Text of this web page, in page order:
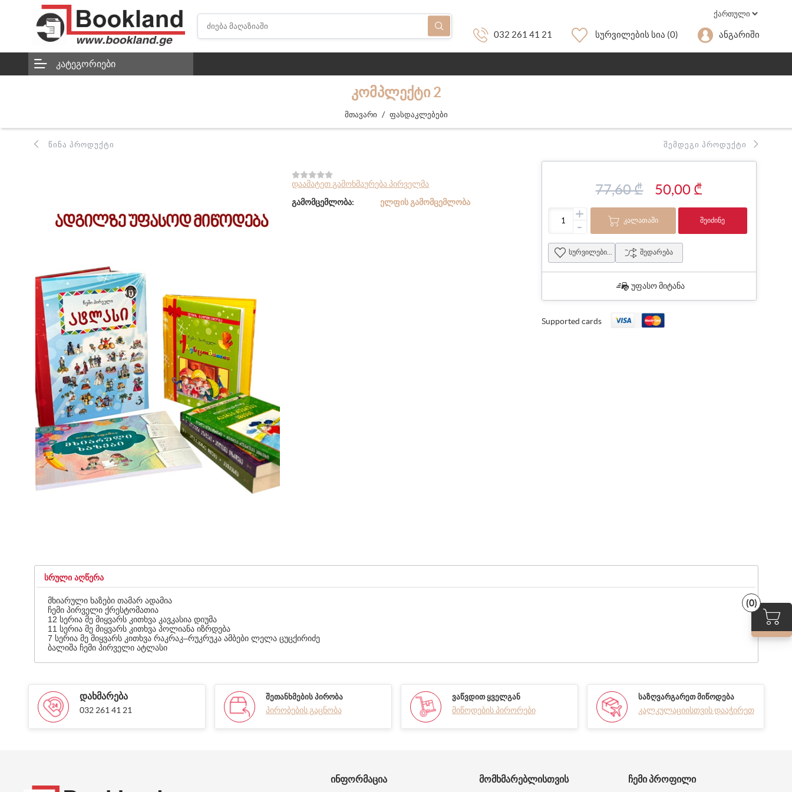
032 261 41 21 Სურვილების Სია (0) Ანგარიში
(0)
ᲙᲐᲢᲔᲒᲝᲠᲘᲔᲑᲘ
ᲙᲝᲛᲞᲚᲔᲥᲢᲘ 2
მთავარი / ფასდაკლებები
ᲬᲘᲜᲐ ᲞᲠᲝᲓᲣᲥᲢᲘ ᲨᲔᲛᲓᲔᲒᲘ ᲞᲠᲝᲓᲣᲥᲢᲘ
დაამატეთ გამოხმაურება პირველმა
გამომცემლობა:
ᲔᲚᲤᲘᲡ ᲒᲐᲛᲝᲛᲪᲔᲛᲚᲝᲑᲐ
77,60 ₾ 50,00 ₾
+
- ᲙᲐᲚᲐᲗᲐᲨᲘ ᲨᲔᲘᲫᲘᲜᲔ
სურვილების სია შედარება
უფასო მიტანა
Supported cards
ᲡᲠᲣᲚᲘ ᲐᲦᲬᲔᲠᲐ
მხიარული ხაზები თამარ ადამია
ჩემი პირველი ქრესტომათია
12 სერია მე მიყვარს კითხვა კავკასია დიუმა
11 სერია მე მიყვარს კითხვა პოლიანა იზრდება
7 სერია მე მიყვარს კითხვა რაკრაკ–რუკრუკა ამბები ლელა ცუცქირიძე
ბალიშა ჩემი პირველი ატლასი
ᲓᲐᲮᲛᲐᲠᲔᲑᲐ
032 261 41 21
ᲨᲔᲗᲐᲜᲮᲛᲔᲑᲘᲡ ᲞᲘᲠᲝᲑᲐ
პირობების გაცნობა
ᲕᲐᲬᲕᲓᲘᲗ ᲧᲕᲔᲚᲒᲐᲜ
მიწოდების პირორები
ᲡᲐᲖᲦᲕᲐᲠᲒᲐᲠᲔᲗ ᲛᲘᲬᲝᲓᲔᲑᲐ
კალკულაციისთვის დააჭირეთ
ᲘᲜᲤᲝᲠᲛᲐᲪᲘᲐ ᲛᲝᲛᲮᲛᲐᲠᲔᲑᲚᲘᲡᲗᲕᲘᲡ ᲩᲔᲛᲘ ᲞᲠᲝᲤᲘᲚᲘ